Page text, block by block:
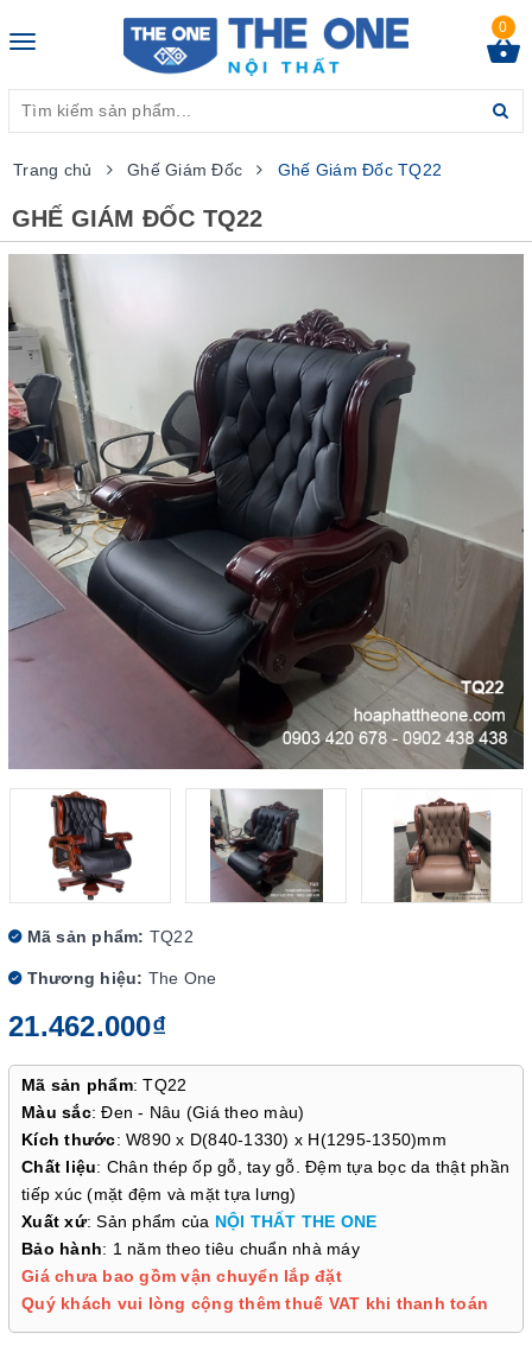
Toggle
0
Trang chủ Ghế Giám Đốc Ghế Giám Đốc TQ22
GHẾ GIÁM ĐỐC TQ22
Mã sản phẩm: TQ22
Thương hiệu: The One
21.462.000₫
Mã sản phẩm: TQ22
Màu sắc: Đen - Nâu (Giá theo màu)
Kích thước: W890 x D(840-1330) x H(1295-1350)mm
Chất liệu: Chân thép ốp gỗ, tay gỗ. Đệm tựa bọc da thật phần
tiếp xúc (mặt đệm và mặt tựa lưng)
Xuất xứ: Sản phẩm của NỘI THẤT THE ONE
Bảo hành: 1 năm theo tiêu chuẩn nhà máy
Giá chưa bao gồm vận chuyển lắp đặt
Quý khách vui lòng cộng thêm thuế VAT khi thanh toán